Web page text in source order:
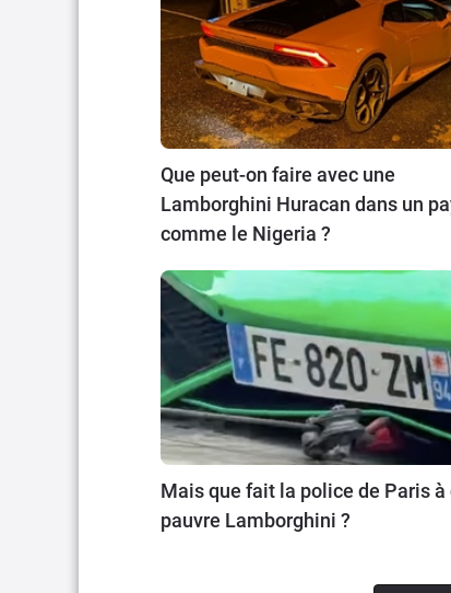
Que peut-on faire avec une
Lamborghini Huracan dans un
comme le Nigeria ?
Mais que fait la police de Paris à
pauvre Lamborghini ?